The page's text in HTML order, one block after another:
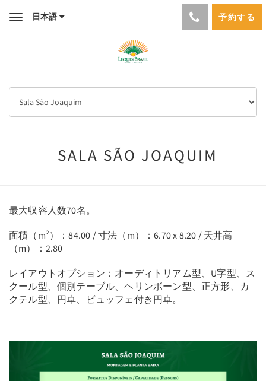
Toggle日本語 予約する
SALA SÃO JOAQUIM
最大収容人数70名。
面積（m²）：84.00 / 寸法（m）：6.70 x 8.20 / 天井高
（m）：2.80
レイアウトオプション：オーディトリアム型、U字型、ス
クール型、個別テーブル、ヘリンボーン型、正方形、カ
クテル型、円卓、ビュッフェ付き円卓。